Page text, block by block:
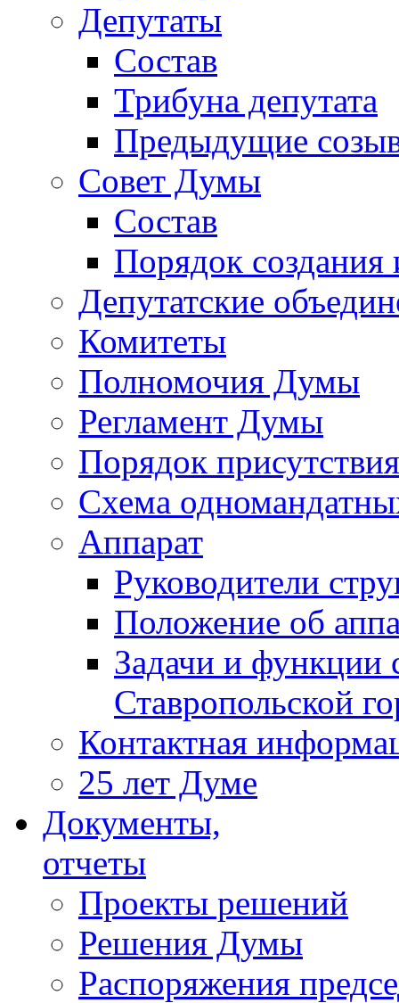
Депутаты
Состав
Трибуна депутата
Предыдущие
Совет Думы
Состав
Порядок создания
Депутатские
Комитеты
Полномочия Думы
Регламент Думы
Порядок
Схема
Аппарат
Руководители
Положение об
Задачи и функции
Ставропольской
Контактная
25 лет Думе
Документы,
отчеты
Проекты решений
Решения Думы
Распоряжения